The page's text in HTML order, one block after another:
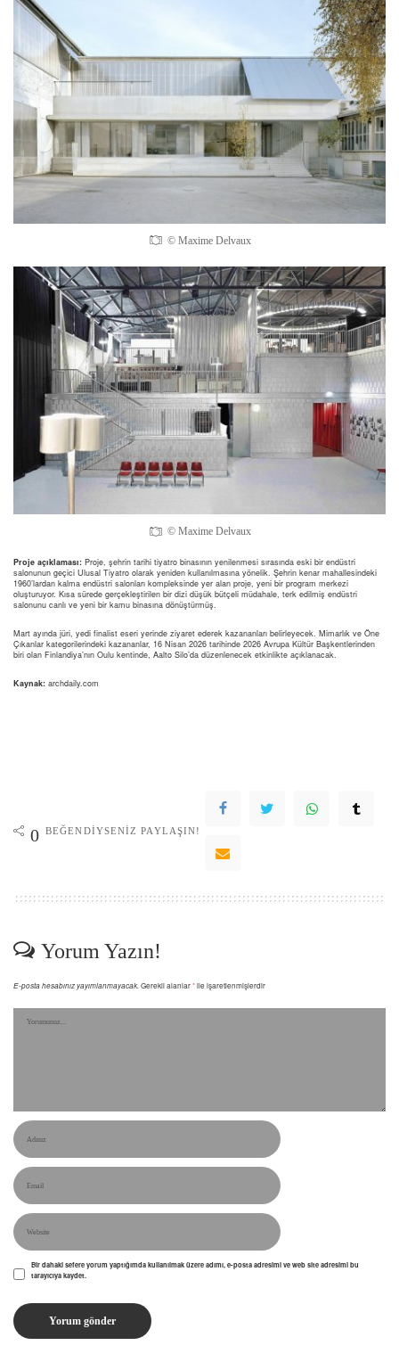
© Maxime Delvaux
© Maxime Delvaux
Proje açıklaması: Proje, şehrin tarihi tiyatro binasının yenilenmesi sırasında eski bir endüstri
salonunun geçici Ulusal Tiyatro olarak yeniden kullanılmasına yönelik. Şehrin kenar mahallesindeki
1960’lardan kalma endüstri salonları kompleksinde yer alan proje, yeni bir program merkezi
oluşturuyor. Kısa sürede gerçekleştirilen bir dizi düşük bütçeli müdahale, terk edilmiş endüstri
salonunu canlı ve yeni bir kamu binasına dönüştürmüş.
Mart ayında jüri, yedi finalist eseri yerinde ziyaret ederek kazananları belirleyecek. Mimarlık ve Öne
Çıkanlar kategorilerindeki kazananlar, 16 Nisan 2026 tarihinde 2026 Avrupa Kültür Başkentlerinden
biri olan Finlandiya’nın Oulu kentinde, Aalto Silo’da düzenlenecek etkinlikte açıklanacak.
Kaynak: archdaily.com
0 BEĞENDIYSENIZ PAYLAŞIN!
Yorum Yazın!
E-posta hesabınız yayımlanmayacak.Gerekli alanlar*ile işaretlenmişlerdir
Bir dahaki sefere yorum yaptığımda kullanılmak üzere adımı, e-posta adresimi ve web site adresimi bu
tarayıcıya kaydet.